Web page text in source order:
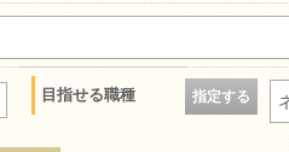
目指せる職種 指定する